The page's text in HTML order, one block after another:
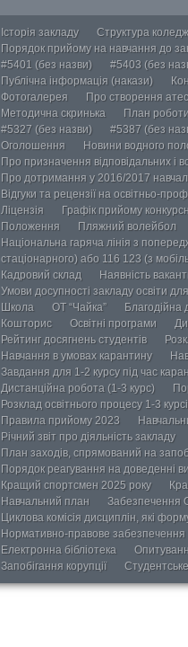
Історія закладу Структура
Порядок прийому на навчання до
#5401 (без назви)
#5403 (без
Публічна інформація (накази)
Фотогалерея
Про створення
Методична скринька
План
#5327 (без назви)
#5387 (без
Оголошення
Новини водного
Про призначення відповідальних і
Про дотримання у 2016/2017
Відгуки та рецензії на освітньо-
Ліцензія
Графік прийому
Положення
Пляжний волейбол
Національна гаряча лінія з
стаціонарного) або 116 123 (з
Кадровий склад
Наявність
Умови досупності закладу освіти
Школа
ОТ “Чайка” Благодійна
Кошторис
Освітні програми
Рейтинг досягнень студентів
Навчання в умовах карантину
Завдання для 1-2 курсу під час
Дистанційна робота (1-3 курс)
Розклад освітнього процесу 1-3
Правила прийому 2023
Річний звіт про діяльність закладу
План заходів, спрямований на
Порядок реагування на доведенні
Кращий спортсмен 2025 року
Навчальний план
Забезпечення
Циклова комісія дисциплін, які
Нормативно-правове забезпечення
Електронна бібліотека
Запобігання корупції